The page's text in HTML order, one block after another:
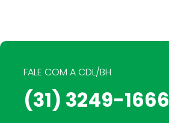
FALE COM A CDL/BH
(31) 3249-1666